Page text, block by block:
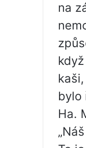
na
bylo
Ha.